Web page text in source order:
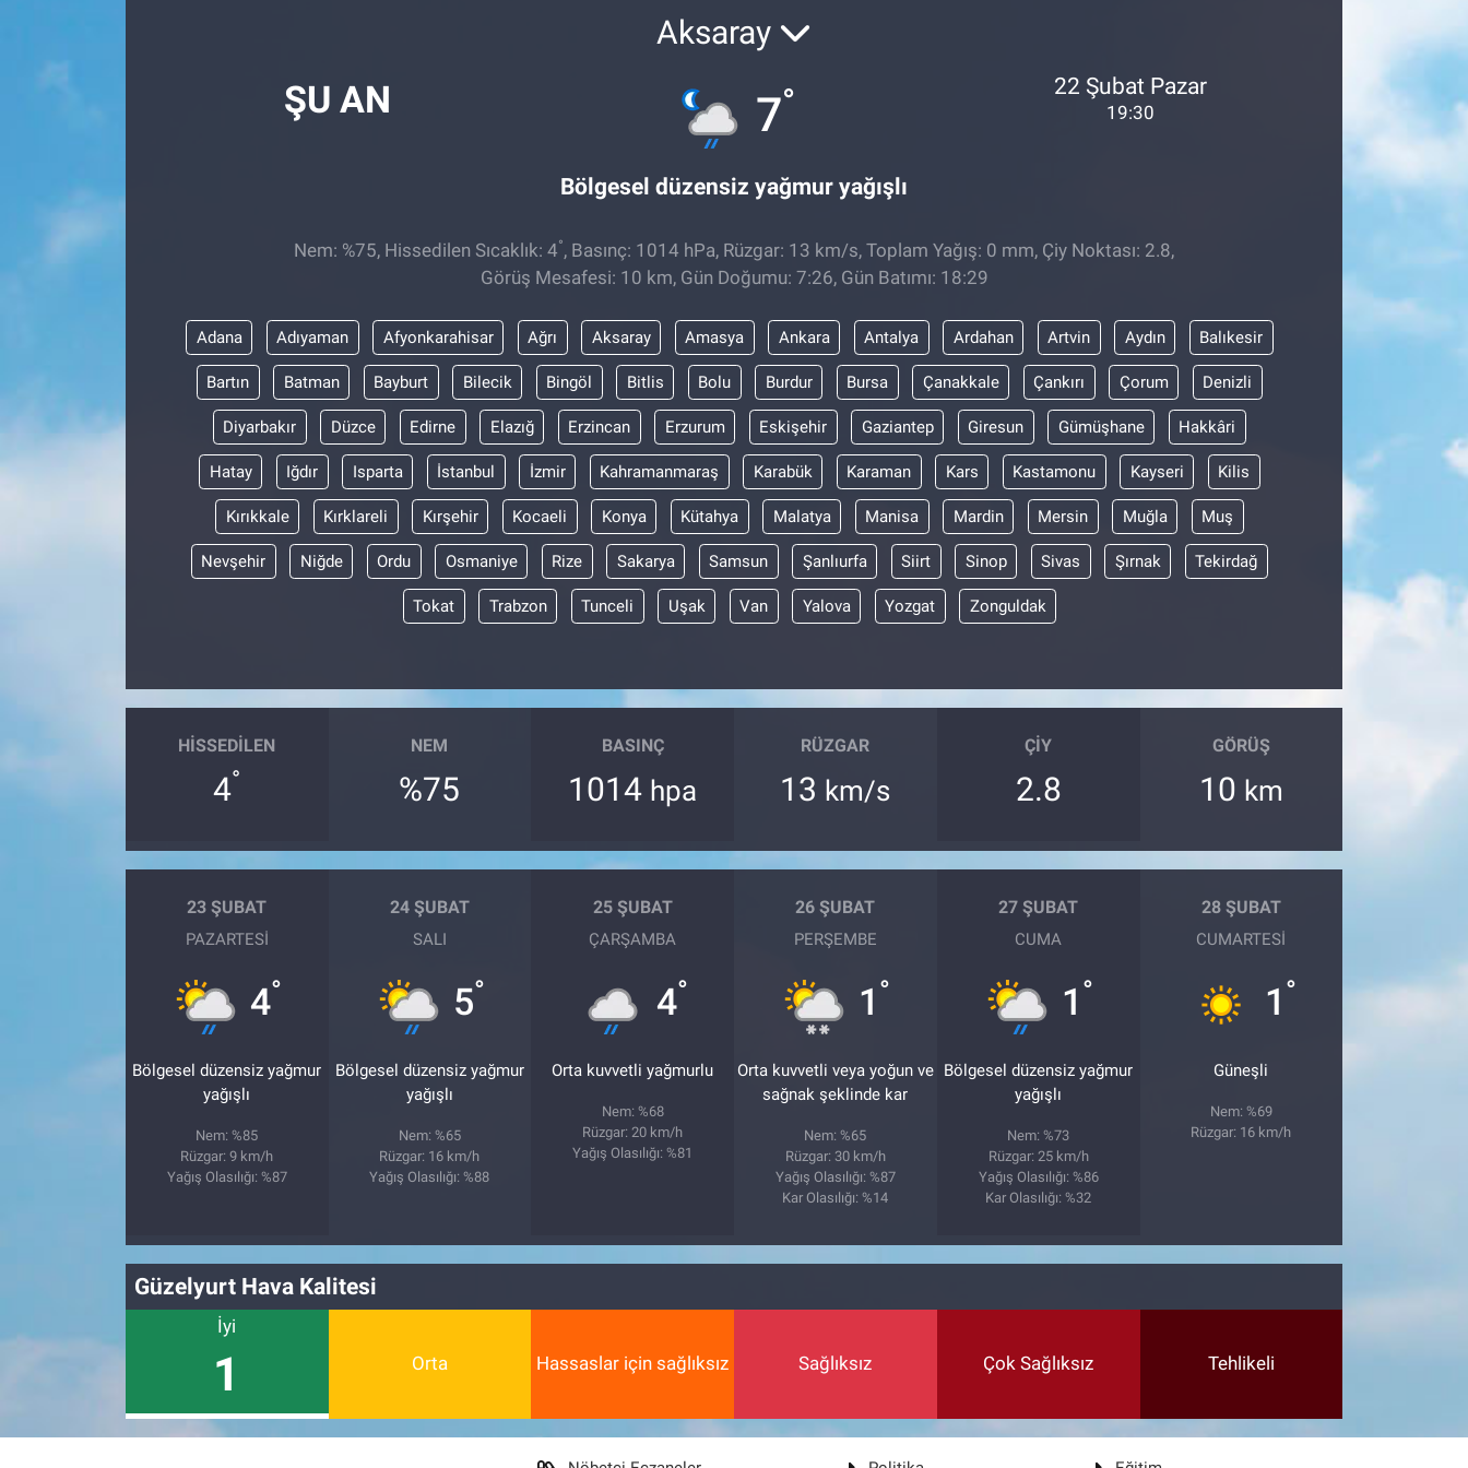
ŞU AN
Aksaray
7°
Bölgesel düzensiz yağmur yağışlı
22 Şubat Pazar
19:30
Nem: %75, Hissedilen Sıcaklık: 4°, Basınç: 1014 hPa, Rüzgar: 13 km/s, Toplam Yağış: 0 mm, Çiy Noktası: 2.8,
Görüş Mesafesi: 10 km, Gün Doğumu: 7:26, Gün Batımı: 18:29
Adana Adıyaman Afyonkarahisar Ağrı Aksaray Amasya Ankara Antalya Ardahan Artvin Aydın Balıkesir
Bartın Batman Bayburt Bilecik Bingöl Bitlis Bolu Burdur Bursa Çanakkale Çankırı Çorum Denizli
Diyarbakır Düzce Edirne Elazığ Erzincan Erzurum Eskişehir Gaziantep Giresun Gümüşhane Hakkâri
Hatay Iğdır Isparta İstanbul İzmir Kahramanmaraş Karabük Karaman Kars Kastamonu Kayseri Kilis
Kırıkkale Kırklareli Kırşehir Kocaeli Konya Kütahya Malatya Manisa Mardin Mersin Muğla Muş
Nevşehir Niğde Ordu Osmaniye Rize Sakarya Samsun Şanlıurfa Siirt Sinop Sivas Şırnak Tekirdağ
Tokat Trabzon Tunceli Uşak Van Yalova Yozgat Zonguldak
HISSEDILEN
4°
NEM
%75
BASINÇ
1014 hpa
RÜZGAR
13 km/s
ÇIY
2.8
GÖRÜŞ
10 km
23 ŞUBAT
PAZARTESI
4°
Bölgesel düzensiz yağmur
yağışlı
Nem: %85
Rüzgar: 9 km/h
Yağış Olasılığı: %87
24 ŞUBAT
SALI
5°
Bölgesel düzensiz yağmur
yağışlı
Nem: %65
Rüzgar: 16 km/h
Yağış Olasılığı: %88
25 ŞUBAT
ÇARŞAMBA
4°
Orta kuvvetli yağmurlu
Nem: %68
Rüzgar: 20 km/h
Yağış Olasılığı: %81
26 ŞUBAT
PERŞEMBE
1 °
Orta kuvvetli veya yoğun ve
sağnak şeklinde kar
Nem: %65
Rüzgar: 30 km/h
Yağış Olasılığı: %87
Kar Olasılığı: %14
27 ŞUBAT
CUMA
1 °
Bölgesel düzensiz yağmur
yağışlı
Nem: %73
Rüzgar: 25 km/h
Yağış Olasılığı: %86
Kar Olasılığı: %32
28 ŞUBAT
CUMARTESI
1 °
Güneşli
Nem: %69
Rüzgar: 16 km/h
Güzelyurt Hava Kalitesi
İyi
1 Orta Hassaslar için sağlıksız Sağlıksız Çok Sağlıksız Tehlikeli